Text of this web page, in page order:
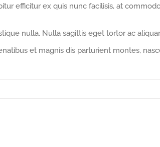
efficitur ex quis nunc facilisis, at
nulla. Nulla sagittis eget tortor ac
et magnis dis parturient montes,